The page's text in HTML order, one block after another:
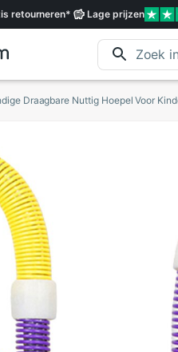
retourneren* Lageprijzen